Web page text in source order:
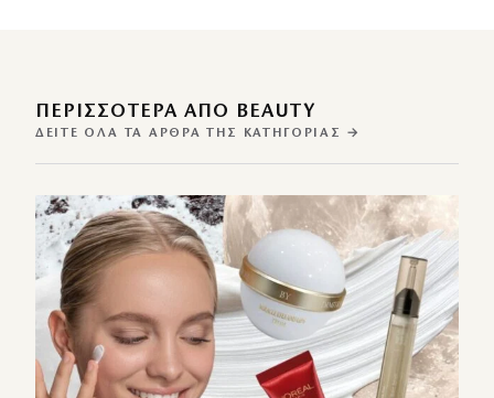
ΠΕΡΙΣΣΌΤΕΡΑ ΑΠΌ BEAUTY
ΔΕΊΤΕ ΌΛΑ ΤΑ ΆΡΘΡΑ ΤΗΣ ΚΑΤΗΓΟΡΊΑΣ →